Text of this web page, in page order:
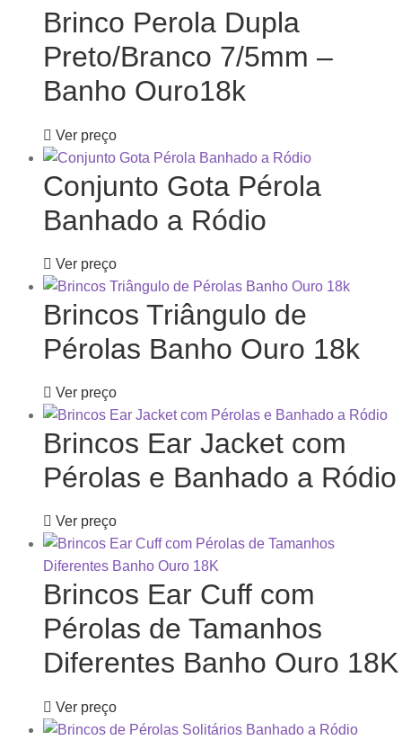
Brinco Perola Dupla
Preto/Branco 7/5mm –
Banho Ouro18k
Ver preço
Conjunto Gota Pérola
Banhado a Ródio
Ver preço
Brincos Triângulo de
Pérolas Banho Ouro 18k
Ver preço
Brincos Ear Jacket com
Pérolas e Banhado a Ródio
Ver preço
Brincos Ear Cuff com
Pérolas de Tamanhos
Diferentes Banho Ouro 18K
Ver preço